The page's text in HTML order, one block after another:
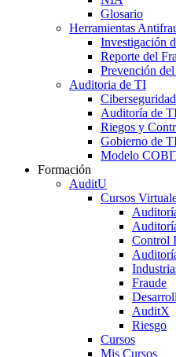
Glosario
Herramientas
Investigación
Reporte del
Prevención
Auditoria de TI
Ciberseguridad
Auditoría de
Riegos y
Gobierno de
Modelo
Formación
AuditU
Cursos
Control
Fraude
AuditX
Riesgo
Cursos
Mis Cursos